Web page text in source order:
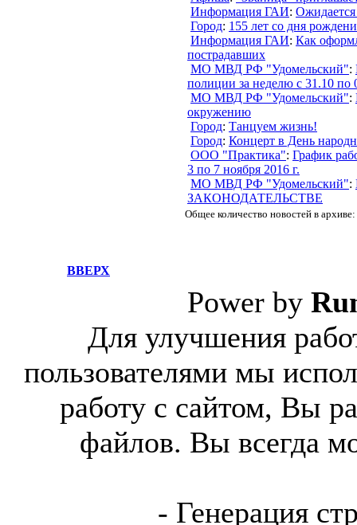
Информация ГАИ:
Город: 155 лет со дня
Информация ГАИ: Как
пострадавших
МО МВД РФ "Удомельский":
полиции за неделю с 31.10 по
МО МВД РФ "Удомельский":
окружению
Город: Танцуем жизнь!
Город: Концерт в День
ООО "Практика": График
3 по 7 ноября 2016 г.
МО МВД РФ "Удомельский":
ЗАКОНОДАТЕЛЬСТВЕ
Общее количество новостей в
ВВЕРХ
Power by
Для улучшения
пользователями мы
работу с сайтом, Вы
файлов. Вы всегда
- Генерация